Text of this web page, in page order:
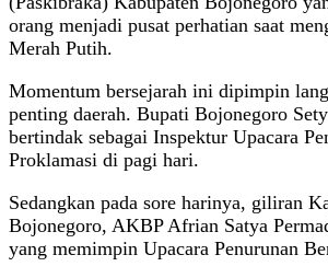
orang menjadi pusat perhatian saat
Merah Putih.
Momentum bersejarah ini dipimpin
penting daerah. Bupati Bojonegoro
bertindak sebagai Inspektur Upacara
Proklamasi di pagi hari.
Sedangkan pada sore harinya, giliran
Bojonegoro, AKBP Afrian Satya
yang memimpin Upacara Penurunan